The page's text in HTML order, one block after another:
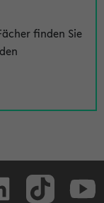
finden Sie